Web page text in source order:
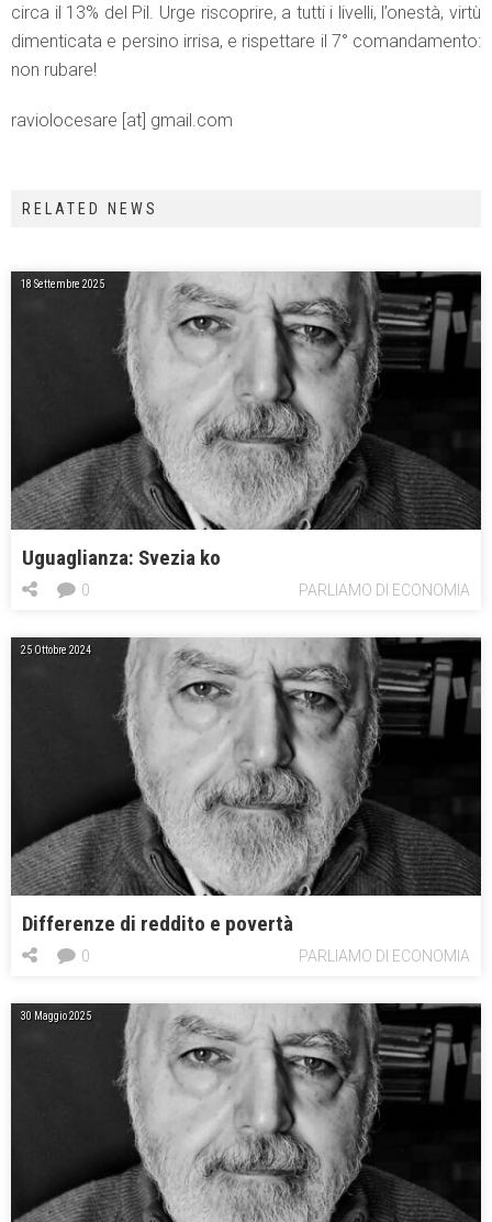
circa il 13% del Pil. Urge riscoprire, a tutti i livelli, l’onestà, virtù
dimenticata e persino irrisa, e rispettare il 7° comandamento:
non rubare!
raviolocesare [at] gmail.com
RELATED NEWS
18 Settembre 2025
Uguaglianza: Svezia ko
PARLIAMO DI ECONOMIA
0
25 Ottobre 2024
Differenze di reddito e povertà
PARLIAMO DI ECONOMIA
0
30 Maggio 2025